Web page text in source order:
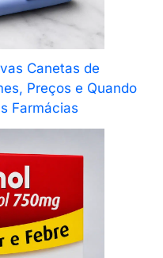
Canetas de
Preços e Quando
Farmácias